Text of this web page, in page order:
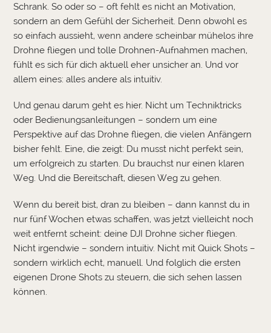
Schrank. So oder so – oft fehlt es nicht an Motivation,
sondern an dem Gefühl der Sicherheit. Denn obwohl es
so einfach aussieht, wenn andere scheinbar mühelos ihre
Drohne fliegen und tolle Drohnen-Aufnahmen machen,
fühlt es sich für dich aktuell eher unsicher an. Und vor
allem eines: alles andere als intuitiv.
Und genau darum geht es hier. Nicht um Techniktricks
oder Bedienungsanleitungen – sondern um eine
Perspektive auf das Drohne fliegen, die vielen Anfängern
bisher fehlt. Eine, die zeigt: Du musst nicht perfekt sein,
um erfolgreich zu starten. Du brauchst nur einen klaren
Weg. Und die Bereitschaft, diesen Weg zu gehen.
Wenn du bereit bist, dran zu bleiben – dann kannst du in
nur fünf Wochen etwas schaffen, was jetzt vielleicht noch
weit entfernt scheint: deine DJI Drohne sicher fliegen.
Nicht irgendwie – sondern intuitiv. Nicht mit Quick Shots –
sondern wirklich echt, manuell. Und folglich die ersten
eigenen Drone Shots zu steuern, die sich sehen lassen
können.